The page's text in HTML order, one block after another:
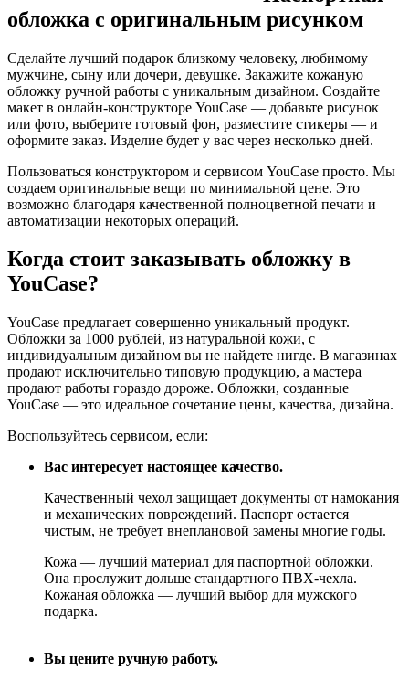
обложка с оригинальным рисунком
Сделайте лучший подарок близкому человеку, любимому
мужчине, сыну или дочери, девушке. Закажите кожаную
обложку ручной работы с уникальным дизайном. Создайте
макет в онлайн-конструкторе YouCase — добавьте рисунок
или фото, выберите готовый фон, разместите стикеры — и
оформите заказ. Изделие будет у вас через несколько дней.
Пользоваться конструктором и сервисом YouCase просто. Мы
создаем оригинальные вещи по минимальной цене. Это
возможно благодаря качественной полноцветной печати и
автоматизации некоторых операций.
Когда стоит заказывать обложку в
YouCase?
YouCase предлагает совершенно уникальный продукт.
Обложки за 1000 рублей, из натуральной кожи, с
индивидуальным дизайном вы не найдете нигде. В магазинах
продают исключительно типовую продукцию, а мастера
продают работы гораздо дороже. Обложки, созданные
YouCase — это идеальное сочетание цены, качества, дизайна.
Воспользуйтесь сервисом, если:
Вас интересует настоящее качество.
Качественный чехол защищает документы от намокания
и механических повреждений. Паспорт остается
чистым, не требует внеплановой замены многие годы.
Кожа — лучший материал для паспортной обложки.
Она прослужит дольше стандартного ПВХ-чехла.
Кожаная обложка — лучший выбор для мужского
подарка.
Вы цените ручную работу.